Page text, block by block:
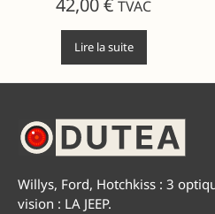
42,00€ TVAC
Lire la suite
Willys, Ford, Hotchkiss : 3
vision : LA JEEP.